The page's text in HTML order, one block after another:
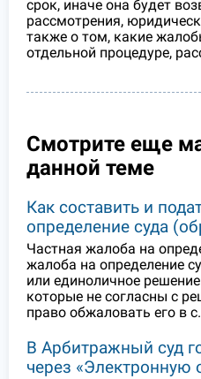
срок, иначе она будет
рассмотрения,
также о том, какие
отдельной процедуре,
Смотрите еще
данной теме
Как составить и
определение суда
Частная жалоба на
жалоба на определение
или единоличное
которые не согласны с
право обжаловать его в
В Арбитражный суд
через «Электронную